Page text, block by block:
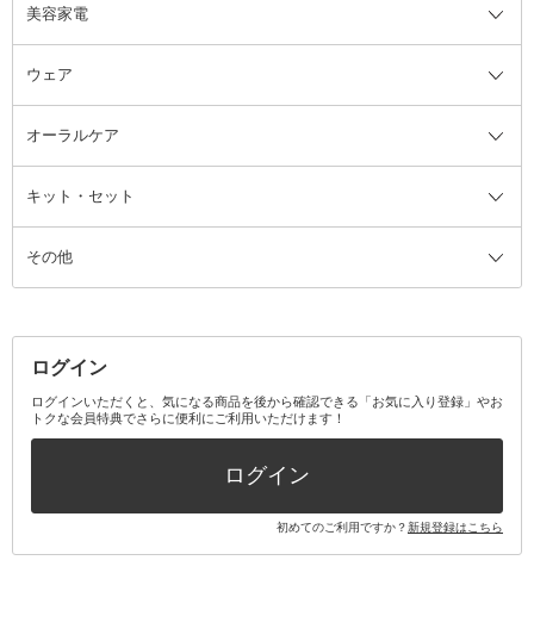
ブラシ・チップ
ツィザー・毛抜き
カミソリ
ファンデーション・パウダーケー
ス
ミラー・鏡
かかと・角質ケアグッズ
絆創膏
ヘアゴム
ヘアバンド
ヘッドマッサージブラシ
日用品・雑貨全て
柔軟剤
ルームフレグランス・ディフュー
ザー
アロマキャンドル
消臭剤・芳香剤
美容家電
美容家電全て
ボディケア美容家電
その他美容家電
ウェア
ウェア全て
レッグウェア
オーラルケア
オーラルケア全て
歯ブラシ
その他オーラルケア
キット・セット
キット・セット全て
ボディケアキット
その他キット・セット
その他
ログイン
ログインいただくと、気になる商品を後から確認できる「お気に入り登録」やお
トクな会員特典でさらに便利にご利用いただけます！
ログイン
初めてのご利用ですか？新規登録はこちら